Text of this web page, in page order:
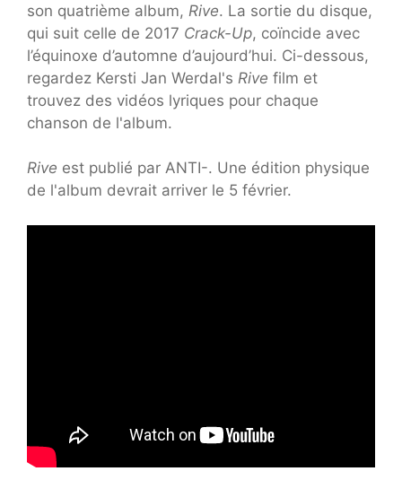
son quatrième album, Rive. La sortie du disque,
qui suit celle de 2017 Crack-Up, coïncide avec
l’équinoxe d’automne d’aujourd’hui. Ci-dessous,
regardez Kersti Jan Werdal's Rive film et
trouvez des vidéos lyriques pour chaque
chanson de l'album.
Rive est publié par ANTI-. Une édition physique
de l'album devrait arriver le 5 février.